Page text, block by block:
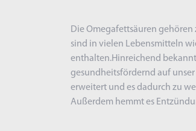
Die Omegafettsäuren
sind in vielen Lebensmitteln
enthalten.Hinreichend
gesundheitsfördernd auf
erweitert und es dadurch zu
Außerdem hemmt es